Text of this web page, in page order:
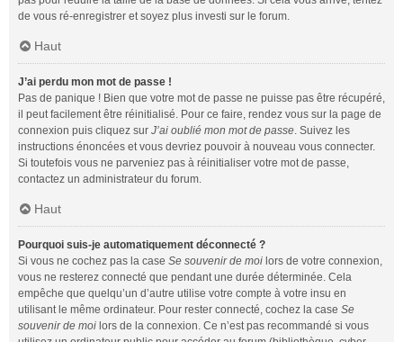
de vous ré-enregistrer et soyez plus investi sur le forum.
Haut
J’ai perdu mon mot de passe !
Pas de panique ! Bien que votre mot de passe ne puisse pas être récupéré,
il peut facilement être réinitialisé. Pour ce faire, rendez vous sur la page de
connexion puis cliquez sur J’ai oublié mon mot de passe. Suivez les
instructions énoncées et vous devriez pouvoir à nouveau vous connecter.
Si toutefois vous ne parveniez pas à réinitialiser votre mot de passe,
contactez un administrateur du forum.
Haut
Pourquoi suis-je automatiquement déconnecté ?
Si vous ne cochez pas la case Se souvenir de moi lors de votre connexion,
vous ne resterez connecté que pendant une durée déterminée. Cela
empêche que quelqu’un d’autre utilise votre compte à votre insu en
utilisant le même ordinateur. Pour rester connecté, cochez la case Se
souvenir de moi lors de la connexion. Ce n’est pas recommandé si vous